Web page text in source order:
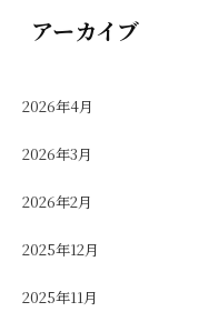
アーカイブ
2026年4月
2026年3月
2026年2月
2025年12月
2025年11月